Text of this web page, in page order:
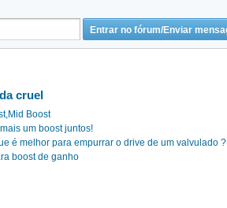
cruel
Boost
um boost juntos!
é melhor para empurrar o drive de um valvulado ?
boost de ganho